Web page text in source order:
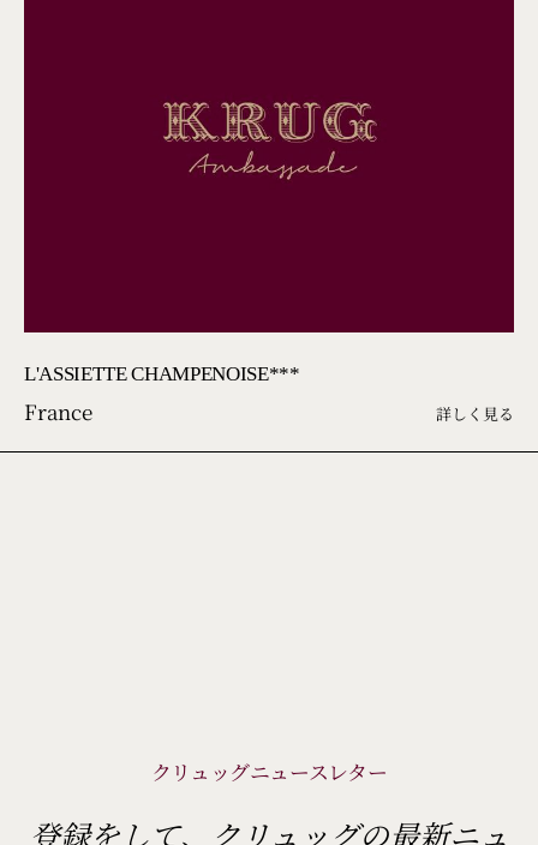
L'ASSIETTE CHAMPENOISE***
France 詳しく見る
クリュッグニュースレター